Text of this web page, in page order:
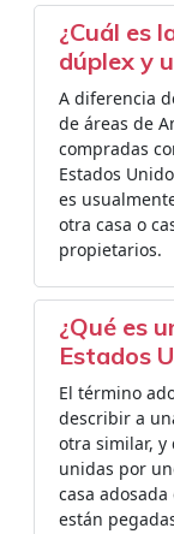
¿Cuál es
dúplex y
A diferencia
de áreas de
compradas
Estados
es
otra casa o
propietarios.
¿Qué es
Estados
El término
describir a
otra similar, y
unidas por
casa
están